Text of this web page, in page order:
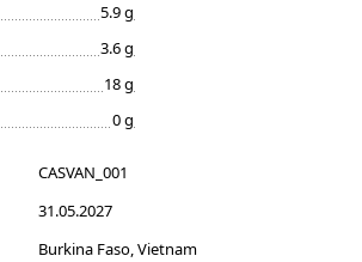
5.9 g
3.6 g
18 g
0 g
CASVAN_001
31.05.2027
Burkina Faso, Vietnam